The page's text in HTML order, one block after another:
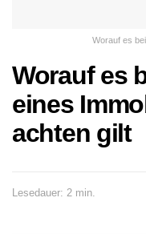
Worauf es
Worauf es
eines
achten gilt
Lesedauer: 2 min.